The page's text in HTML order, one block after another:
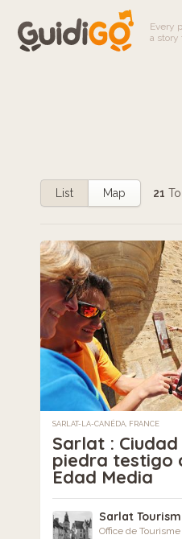
Every
a story
List Map 21
SARLAT-LA-CANÉDA, FRANCE
Sarlat : Ciudad
piedra testigo
Edad Media
Sarlat
Office de